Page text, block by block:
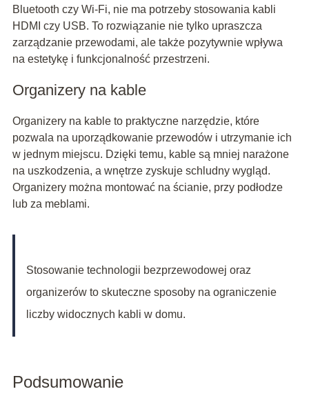
Bluetooth czy Wi-Fi, nie ma potrzeby stosowania kabli
HDMI czy USB. To rozwiązanie nie tylko upraszcza
zarządzanie przewodami, ale także pozytywnie wpływa
na estetykę i funkcjonalność przestrzeni.
Organizery na kable
Organizery na kable to praktyczne narzędzie, które
pozwala na uporządkowanie przewodów i utrzymanie ich
w jednym miejscu. Dzięki temu, kable są mniej narażone
na uszkodzenia, a wnętrze zyskuje schludny wygląd.
Organizery można montować na ścianie, przy podłodze
lub za meblami.
Stosowanie technologii bezprzewodowej oraz
organizerów to skuteczne sposoby na ograniczenie
liczby widocznych kabli w domu.
Podsumowanie